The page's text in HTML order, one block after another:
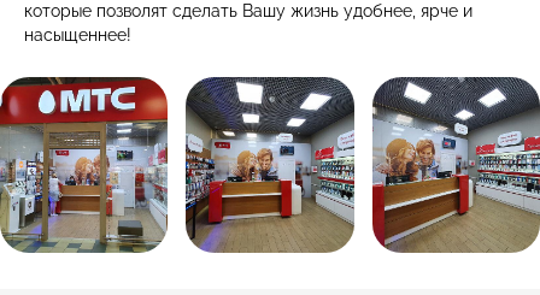
которые позволят сделать Вашу жизнь удобнее, ярче и
насыщеннее!